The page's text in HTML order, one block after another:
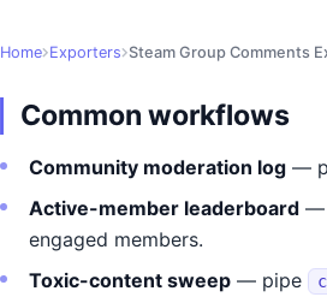
Home Exporters Steam Group Comments
Common workflows
Community moderation log —
Active-member leaderboard —
engaged members.
Toxic-content sweep — pipe